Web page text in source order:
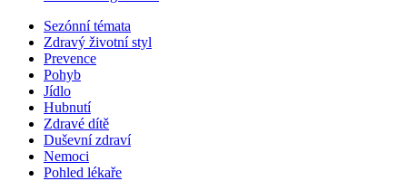
Sezónní témata
Zdravý životní styl
Prevence
Pohyb
Jídlo
Hubnutí
Zdravé dítě
Duševní zdraví
Nemoci
Pohled lékaře